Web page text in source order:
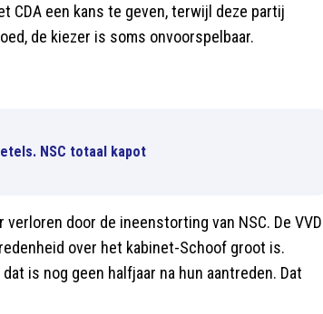
CDA een kans te geven, terwijl deze partij
de kiezer is soms onvoorspelbaar.
NSC totaal kapot
door de ineenstorting van NSC. De VVD
over het kabinet-Schoof groot is.
is nog geen halfjaar na hun aantreden. Dat